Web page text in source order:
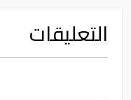
التعليقات